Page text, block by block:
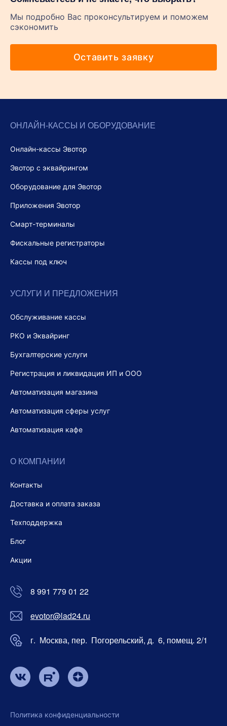
Мы подробно Вас проконсультируем и поможем
сэкономить
Оставить заявку
ОНЛАЙН-КАССЫ И ОБОРУДОВАНИЕ
Онлайн-кассы Эвотор
Эвотор с эквайрингом
Оборудование для Эвотор
Приложения Эвотор
Смарт-терминалы
Фискальные регистраторы
Кассы под ключ
УСЛУГИ И ПРЕДЛОЖЕНИЯ
Обслуживание кассы
РКО и Эквайринг
Бухгалтерские услуги
Регистрация и ликвидация ИП и ООО
Автоматизация магазина
Автоматизация сферы услуг
Автоматизация кафе
О КОМПАНИИ
Контакты
Доставка и оплата заказа
Техподдержка
Блог
Акции
8 991 779 01 22
evotor@lad24.ru
г. Москва, пер. Погорельский, д. 6, помещ. 2/1
Политика конфиденциальности